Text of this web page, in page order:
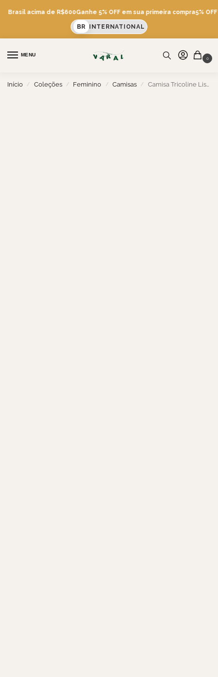
Brasil acima de R$600Ganhe 5% OFF em sua primeira compra5% OFF
BR INTERNATIONAL
MENU
0
Início / Coleções / Feminino / Camisas / Camisa Tricoline Listras